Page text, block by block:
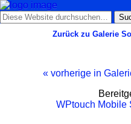
Zurück zu Galerie
« vorherige in
WPtouch Mobile